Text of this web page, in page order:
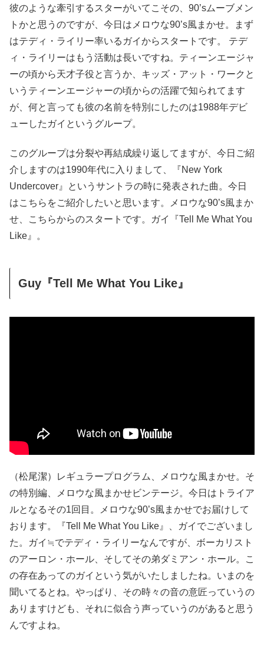
彼のような牽引するスターがいてこその、90’sムーブメン
トかと思うのですが、今日はメロウな90’s風まかせ。まず
はテディ・ライリー率いるガイからスタートです。 テデ
ィ・ライリーはもう活動は長いですね。ティーンエージャ
ーの頃から天才子役と言うか、キッズ・アット・ワークと
いうティーンエージャーの頃からの活躍で知られてます
が、何と言っても彼の名前を特別にしたのは1988年デビ
ューしたガイというグループ。
このグループは分裂や再結成繰り返してますが、今日ご紹
介しますのは1990年代に入りまして、『New York
Undercover』というサントラの時に発表された曲。今日
はこちらをご紹介したいと思います。メロウな90’s風まか
せ、こちらからのスタートです。ガイ『Tell Me What You
Like』。
Guy『Tell Me What You Like』
（松尾潔）レギュラープログラム、メロウな風まかせ。そ
の特別編、メロウな風まかせビンテージ。今日はトライア
ルとなるその1回目。メロウな90’s風まかせでお届けして
おります。『Tell Me What You Like』、ガイでございまし
た。ガイ≒でテディ・ライリーなんですが、ボーカリスト
のアーロン・ホール、そしてその弟ダミアン・ホール。こ
の存在あってのガイという気がいたしましたね。いまのを
聞いてるとね。やっぱり、その時々の音の意匠っていうの
ありますけども、それに似合う声っていうのがあると思う
んですよね。